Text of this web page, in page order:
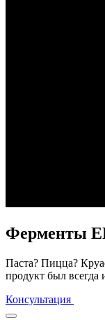
Ферменты
Паста? Пицца?
продукт был всегда
Консультация